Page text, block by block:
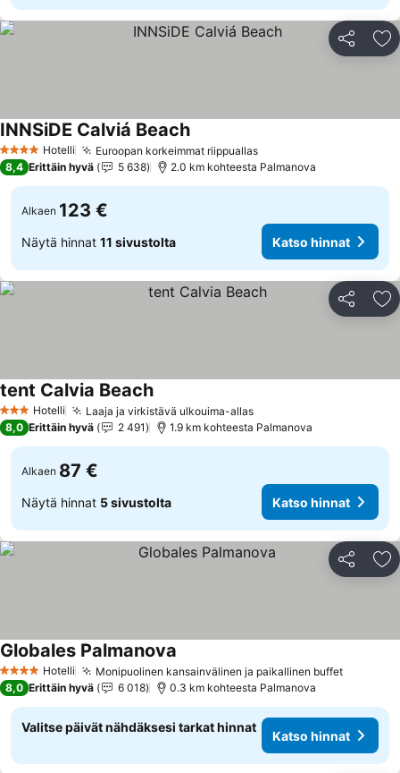
Jaa
4 Tähtiluokitus
Hotelli Euroopan korkeimmat riippuallas
INNSiDE Calviá Beach
8,4 Erittäin hyvä 5 638 2.0 km kohteesta Palmanova
Alkaen 123 €
Näytä hinnat 11 sivustolta Katso hinnat
Jaa
3 Tähtiluokitus
Hotelli Laaja ja virkistävä ulkouima-allas
tent Calvia Beach
8,0 Erittäin hyvä 2 491 1.9 km kohteesta Palmanova
Alkaen 87 €
Näytä hinnat 5 sivustolta Katso hinnat
Jaa
4 Tähtiluokitus
Hotelli Monipuolinen kansainvälinen ja paikallinen buffet
Globales Palmanova
8,0 Erittäin hyvä 6 018 0.3 km kohteesta Palmanova
Valitse päivät nähdäksesi tarkat hinnat
Katso hinnat